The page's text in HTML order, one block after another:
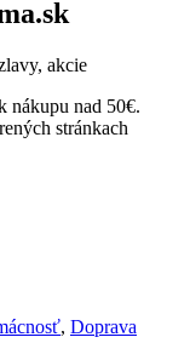
nákupu nad 50€.
stránkach
, Doprava